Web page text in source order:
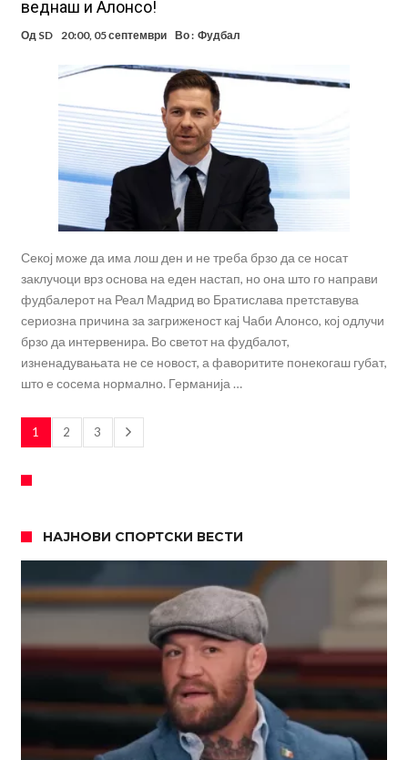
веднаш и Алонсо!
Од SD 20:00, 05 септември Во : Фудбал
Секој може да има лош ден и не треба брзо да се носат
заклучоци врз основа на еден настап, но она што го направи
фудбалерот на Реал Мадрид во Братислава претставува
сериозна причина за загриженост кај Чаби Алонсо, кој одлучи
брзо да интервенира. Во светот на фудбалот,
изненадувањата не се новост, а фаворитите понекогаш губат,
што е сосема нормално. Германија …
1 2 3
НАЈНОВИ СПОРТСКИ ВЕСТИ